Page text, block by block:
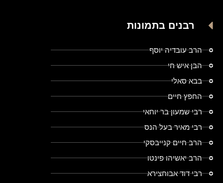
רבנים בתמונות
הרב עובדיה יוסף
הבן איש חי
בבא סאלי
החפץ חיים
רבי שמעון בר יוחאי
רבי מאיר בעל הנס
הרב חיים קנייבסקי
הרב יאשיהו פינטו
רבי דוד אבוחצירא